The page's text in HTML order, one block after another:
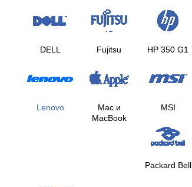
DELL Fujitsu HP 350 G1
Lenovo
Mac и
MacBook
MSI
Packard Bell